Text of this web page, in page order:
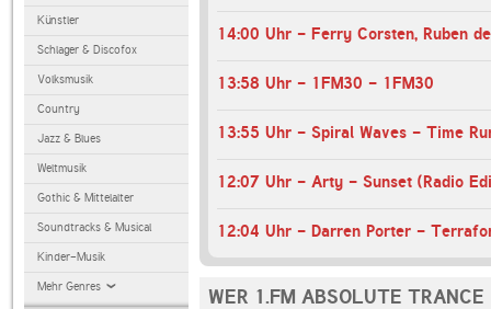
Künstler
Schlager & Discofox
Volksmusik
Country
Jazz & Blues
Weltmusik
Gothic & Mittelalter
Soundtracks & Musical
Kinder-Musik
Mehr Genres
13:58 Uhr - 1FM30 - 1FM30
12:07 Uhr - Arty - Sunset (Radio
12:04 Uhr - Darren Porter -
WER 1.FM ABSOLUTE TRANCE